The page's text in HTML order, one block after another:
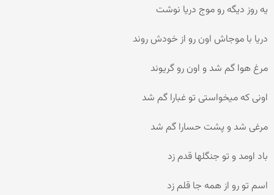
یه روز دیگه رو موج دریا نوشت
دریا با موجاش اون رو از خودش روند
مرغ هوا گم شد و اون رو گریوند
اونی که میخواستی تو غبارا گم شد
مرغی شد و پشت حسارا گم شد
باد اومد و تو جنگلها قدم زد
اسم تو رو از همه جا قلم زد